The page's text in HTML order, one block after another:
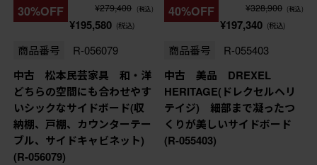
30%OFF ¥279,400 (税込)
¥195,580 (税込)
商品番号 R-056079
中古 松本民芸家具 和・洋
どちらの空間にも合わせやす
いシックなサイドボード(収
納棚、戸棚、カウンターテー
ブル、サイドキャビネット)
(R-056079)
40%OFF ¥328,900 (税込)
¥197,340 (税込)
商品番号 R-055403
中古 美品 DREXEL
HERITAGE(ドレクセルヘリ
テイジ) 細部まで凝ったつ
くりが美しいサイドボード
(R-055403)